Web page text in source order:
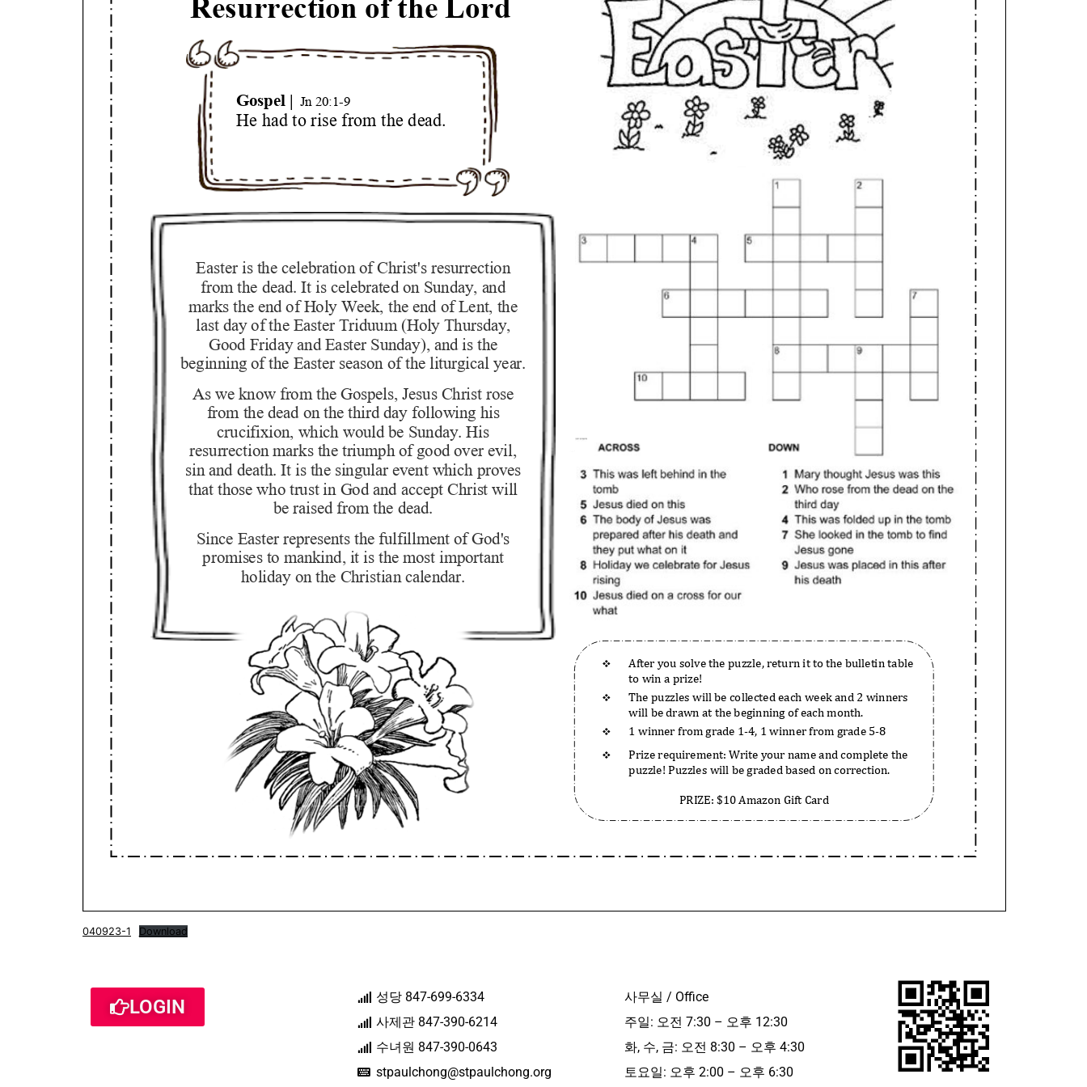
040923-1 Download
LOGIN
성당 847-699-6334
사제관 847-390-6214
수녀원 847-390-0643
stpaulchong@stpaulchong.org
사무실 / Office
주일: 오전 7:30 – 오후 12:30
화, 수, 금: 오전 8:30 – 오후 4:30
토요일: 오후 2:00 – 오후 6:30